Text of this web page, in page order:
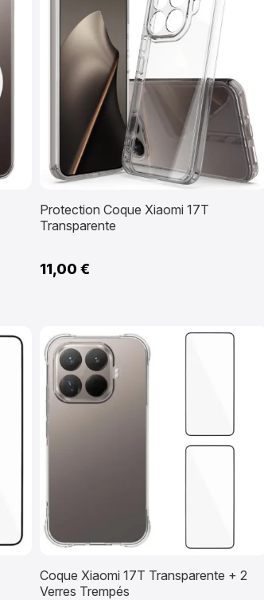
Protection Coque Xiaomi 17T
Transparente
11,00 €
Coque Xiaomi 17T Transparente + 2
Verres Trempés